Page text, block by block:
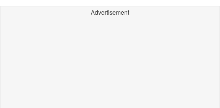
Advertisement